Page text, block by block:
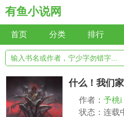
有鱼小说网
首页 分类 排行
什么！我们
作者： 予桃i
状态：连载